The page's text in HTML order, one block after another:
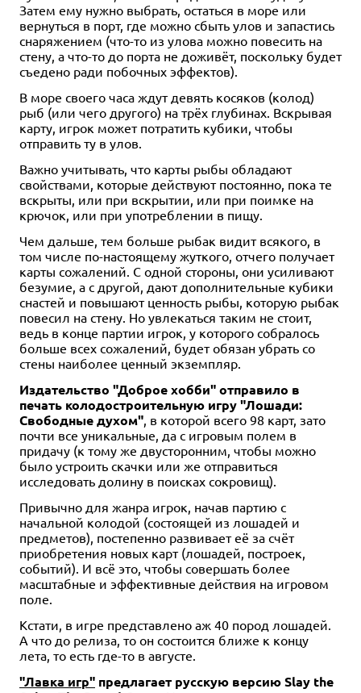
Затем ему нужно выбрать, остаться в море или
вернуться в порт, где можно сбыть улов и запастись
снаряжением (что-то из улова можно повесить на
стену, а что-то до порта не доживёт, поскольку будет
съедено ради побочных эффектов).
В море своего часа ждут девять косяков (колод)
рыб (или чего другого) на трёх глубинах. Вскрывая
карту, игрок может потратить кубики, чтобы
отправить ту в улов.
Важно учитывать, что карты рыбы обладают
свойствами, которые действуют постоянно, пока те
вскрыты, или при вскрытии, или при поимке на
крючок, или при употреблении в пищу.
Чем дальше, тем больше рыбак видит всякого, в
том числе по-настоящему жуткого, отчего получает
карты сожалений. С одной стороны, они усиливают
безумие, а с другой, дают дополнительные кубики
снастей и повышают ценность рыбы, которую рыбак
повесил на стену. Но увлекаться таким не стоит,
ведь в конце партии игрок, у которого собралось
больше всех сожалений, будет обязан убрать со
стены наиболее ценный экземпляр.
Издательство "Доброе хобби" отправило в
печать колодостроительную игру "Лошади:
Свободные духом", в которой всего 98 карт, зато
почти все уникальные, да с игровым полем в
придачу (к тому же двусторонним, чтобы можно
было устроить скачки или же отправиться
исследовать долину в поисках сокровищ).
Привычно для жанра игрок, начав партию с
начальной колодой (состоящей из лошадей и
предметов), постепенно развивает её за счёт
приобретения новых карт (лошадей, построек,
событий). И всё это, чтобы совершать более
масштабные и эффективные действия на игровом
поле.
Кстати, в игре представлено аж 40 пород лошадей.
А что до релиза, то он состоится ближе к концу
лета, то есть где-то в августе.
"Лавка игр" предлагает русскую версию Slay the